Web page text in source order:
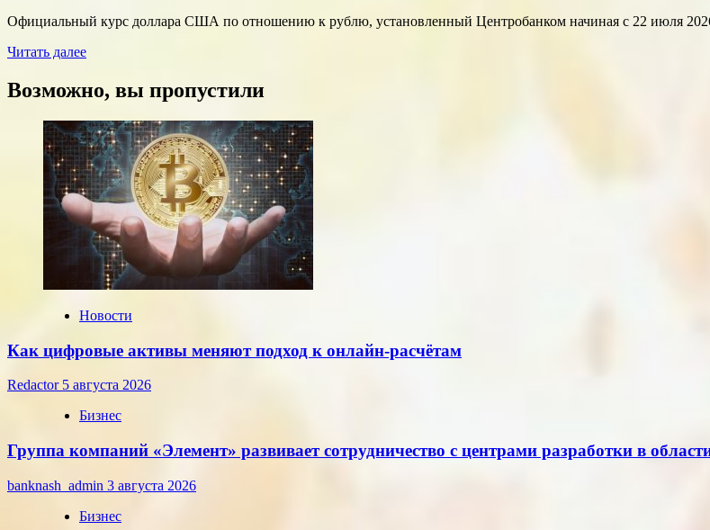
Официальный курс доллара США по отношению к рублю, установленный Центробанком начиная с 22 июля 2026
Читать далееПрочитать
Курсы
и
евро,
установленные
ЦБ
РФ
на
среду,
22
июля
2026
года
Возможно, вы пропустили
Новости
Как цифровые активы меняют подход к онлайн-расчётам
Redactor 5 августа 2026
Бизнес
Группа компаний «Элемент» развивает сотрудничество с центрами разработки в
banknash_admin 3 августа 2026
Бизнес